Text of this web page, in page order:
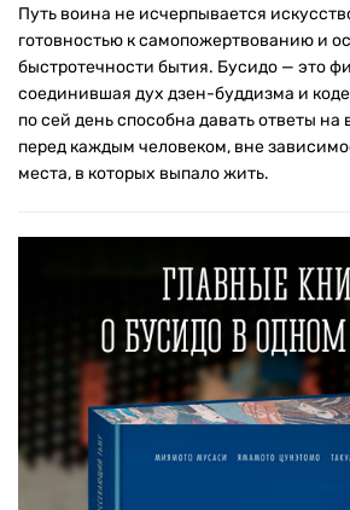
Путь воина не исчерпывается
готовностью к самопожертвованию и
быстротечности бытия. Бусидо — это
соединившая дух дзен-буддизма и
по сей день способна давать ответы
перед каждым человеком, вне
места, в которых выпало жить.